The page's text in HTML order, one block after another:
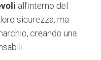
all’interno del
sicurezza, ma
creando una